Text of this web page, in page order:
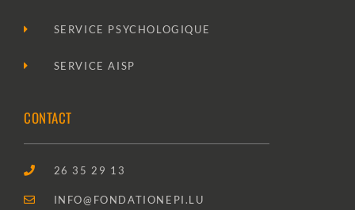
SERVICE PSYCHOLOGIQUE
SERVICE AISP
CONTACT
26 35 29 13
INFO@FONDATIONEPI.LU